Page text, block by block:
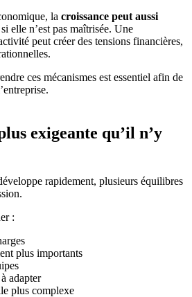
la croissance peut aussi
si elle n’est pas maîtrisée. Une
peut créer des tensions financières,
ces mécanismes est essentiel afin de
exigeante qu’il n’y
rapidement, plusieurs équilibres
:
plus importants
adapter
plus complexe